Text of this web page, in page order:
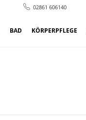
02861 606140
BAD KÖRPERPFLEGE